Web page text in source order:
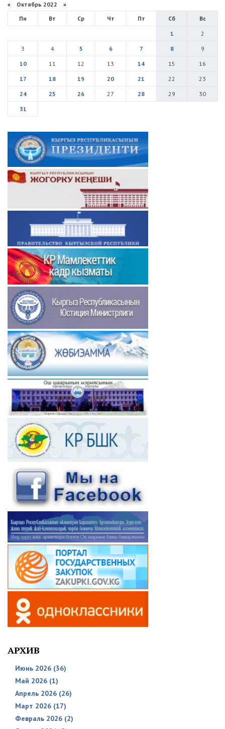
« Октябрь 2022 »
Пн
Вт Ср Чт Пт Сб
Вс
1
2
3
4 5 6 7 8
9
10
11 12 13 14 15
16
17
18 19 20 21 22
23
24
25 26 27 28 29
30
31
АРХИВ
Июнь 2026 (36)
Май 2026 (1)
Апрель 2026 (26)
Март 2026 (17)
Февраль 2026 (2)